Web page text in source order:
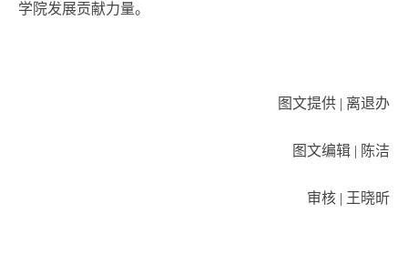
学院发展贡献力量。
图文提供 | 离退办
图文编辑 | 陈洁
审核 | 王晓昕